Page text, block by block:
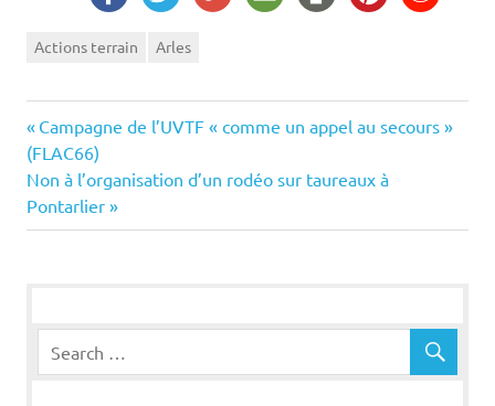
Actions terrain Arles
Navigation
de
l’article
Previous
Post:
Campagne de l’UVTF « comme un appel au secours »
(FLAC66)
Next
Post:
Non à l’organisation d’un rodéo sur taureaux à
Pontarlier